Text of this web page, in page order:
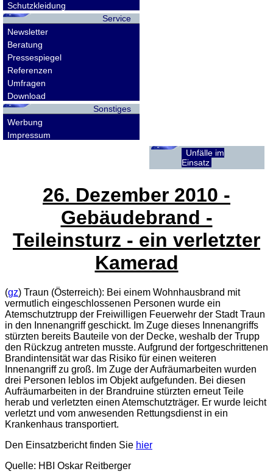
Schutzkleidung
Service
Newsletter
Beratung
Pressespiegel
Referenzen
Umfragen
Download
Sonstiges
Werbung
Impressum
Unfälle im
Einsatz
26. Dezember 2010 -
Gebäudebrand -
Teileinsturz - ein verletzter
Kamerad
(gz) Traun (Österreich): Bei einem Wohnhausbrand mit
vermutlich eingeschlossenen Personen wurde ein
Atemschutztrupp der Freiwilligen Feuerwehr der Stadt Traun
in den Innenangriff geschickt. Im Zuge dieses Innenangriffs
stürzten bereits Bauteile von der Decke, weshalb der Trupp
den Rückzug antreten musste. Aufgrund der fortgeschrittenen
Brandintensität war das Risiko für einen weiteren
Innenangriff zu groß. Im Zuge der Aufräumarbeiten wurden
drei Personen leblos im Objekt aufgefunden. Bei diesen
Aufräumarbeiten in der Brandruine stürzten erneut Teile
herab und verletzten einen Atemschutzträger. Er wurde leicht
verletzt und vom anwesenden Rettungsdienst in ein
Krankenhaus transportiert.
Den Einsatzbericht finden Sie hier
Quelle: HBI Oskar Reitberger